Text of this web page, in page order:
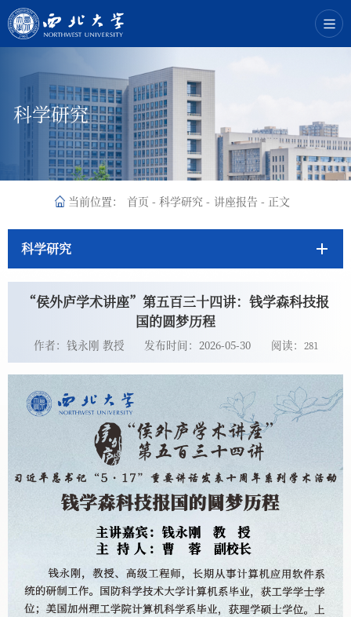
科学研究
当前位置： 首页 - 科学研究 - 讲座报告 - 正文
科学研究
“侯外庐学术讲座”第五百三十四讲：钱学森科技报
国的圆梦历程
作者：钱永刚 教授 发布时间：2026-05-30 阅读： 281